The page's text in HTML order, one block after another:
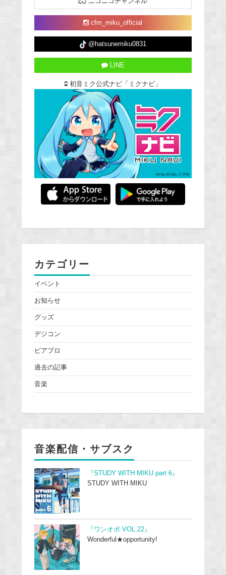
cfm_miku_official
@hatsunemiku0831
LINE
初音ミク公式ナビ「ミクナビ」
カテゴリー
イベント
お知らせ
グッズ
デジコン
ピアプロ
過去の記事
音楽
音楽配信・サブスク
『STUDY WITH MIKU part 6』
STUDY WITH MIKU
『ワンオポ VOL.22』
Wonderful★opportunity!